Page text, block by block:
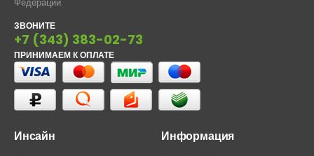
ЗВОНИТЕ
+7 (343) 383-02-73
ПРИНИМАЕМ К ОПЛАТЕ
Инсайн Информация